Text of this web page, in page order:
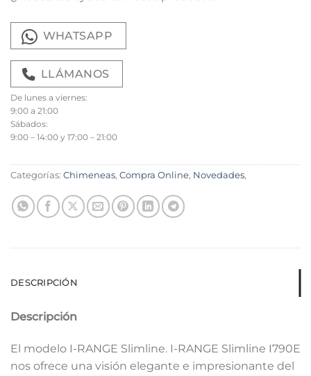
WHATSAPP
LLÁMANOS
De lunes a viernes:
9:00 a 21:00
Sábados:
9:00 – 14:00 y 17:00 – 21:00
Categorías: Chimeneas, Compra Online, Novedades,
DESCRIPCIÓN
Descripción
El modelo I-RANGE Slimline. I-RANGE Slimline I790E
nos ofrece una visión elegante e impresionante del